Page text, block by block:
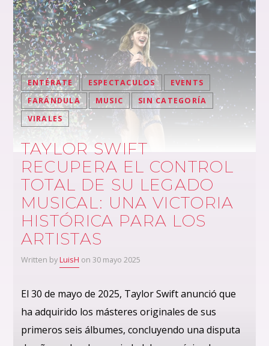
ENTÉRATE ESPECTACULOS
EVENTS
FARÁNDULA
MUSIC
SIN CATEGORÍA
VIRALES
TAYLOR SWIFT
RECUPERA EL CONTROL
TOTAL DE SU LEGADO
MUSICAL: UNA VICTORIA
HISTÓRICA PARA LOS
ARTISTAS
Written byLuisH on 30 mayo 2025
El 30 de mayo de 2025, Taylor Swift anunció que
ha adquirido los másteres originales de sus
primeros seis álbumes, concluyendo una disputa